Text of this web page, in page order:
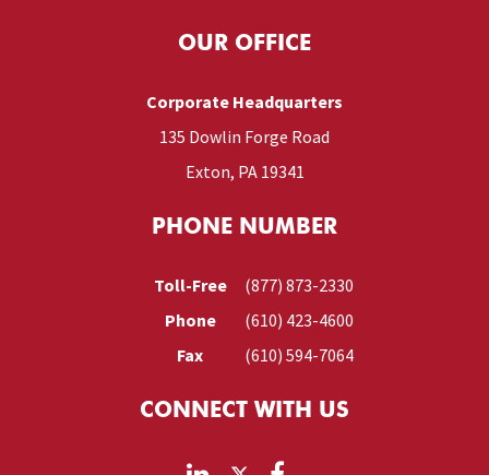
OUR OFFICE
Corporate Headquarters
135 Dowlin Forge Road
Exton, PA 19341
PHONE NUMBER
Toll-Free
(877) 873-2330
Phone
(610) 423-4600
Fax
(610) 594-7064
CONNECT WITH US